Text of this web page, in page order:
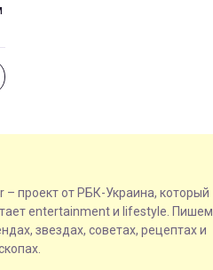
– проект от РБК-Украина, который
entertainment и lifestyle. Пишем
звездах, советах, рецептах и